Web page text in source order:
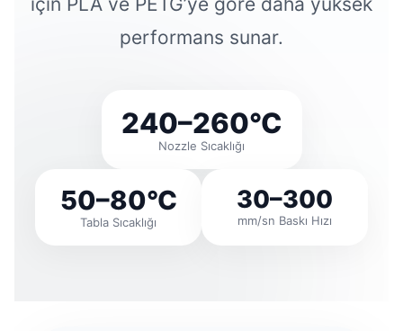
performans sunar.
240–260°C
Nozzle Sıcaklığı
50–80°C
Tabla Sıcaklığı
30–300
mm/sn Baskı Hızı